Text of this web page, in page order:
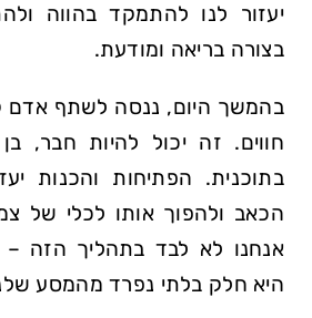
יעזור לנו להתמקד בהווה
בצורה בריאה ומודעת.
בהמשך היום, ננסה לשתף אדם
חווים. זה יכול להיות חבר,
בתוכנית. הפתיחות והכנות
הכאב ולהפוך אותו לכלי של
אנחנו לא לבד בתהליך הזה
היא חלק בלתי נפרד מהמסע